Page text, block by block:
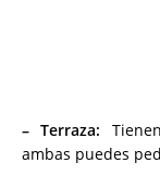
– Terraza:
ambas puedes